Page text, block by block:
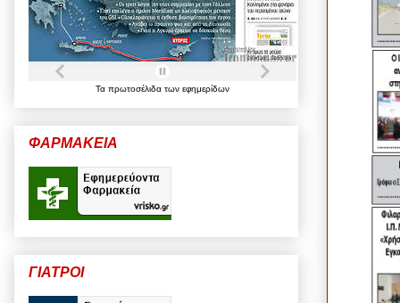
Τα πρωτοσέλιδα των εφημερίδων
ΦΑΡΜΑΚΕΙΑ
ΓΙΑΤΡΟΙ